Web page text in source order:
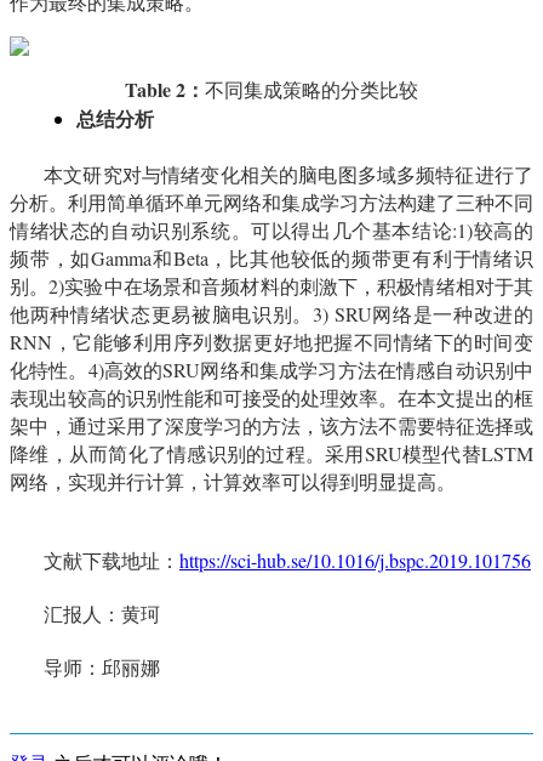
Table 2 ： 不同集成策略的分类比较
总结分析
本文研究对与情绪变化相关的脑电图多域多频特征进行了
分析。利用简单循环单元网络和集成学习方法构建了三种不同
情绪状态的自动识别系统。可以得出几个基本结论:1)较高的
频带，如Gamma和Beta，比其他较低的频带更有利于情绪识
别。2)实验中在场景和音频材料的刺激下，积极情绪相对于其
他两种情绪状态更易被脑电识别。3) SRU网络是一种改进的
RNN，它能够利用序列数据更好地把握不同情绪下的时间变
化特性。4)高效的SRU网络和集成学习方法在情感自动识别中
表现出较高的识别性能和可接受的处理效率。在本文提出的框
架中，通过采用了深度学习的方法，该方法不需要特征选择或
降维，从而简化了情感识别的过程。采用SRU模型代替LSTM
网络，实现并行计算，计算效率可以得到明显提高。
文献下载地址： https://sci-hub.se/10.1016/j.bspc.2019.101756
汇报人：黄珂
导师：邱丽娜